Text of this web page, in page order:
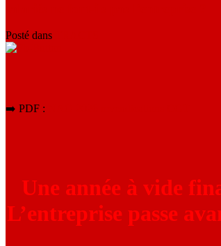
Posté dans
➡️ PDF :
Une année à vide
L’entreprise passe